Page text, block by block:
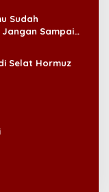
Sudah
Sampai
Selat Hormuz